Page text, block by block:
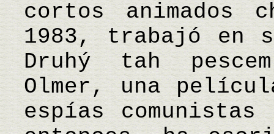
cortos animados
1983, trabajó en
Druhý tah
Olmer, una
espías